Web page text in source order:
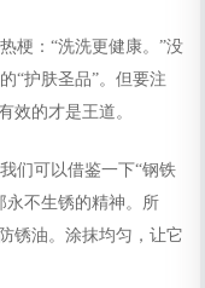
：“洗洗更健康。”没
“护肤圣品”。但要注
效的才是王道。
可以借鉴一下“钢铁
永不生锈的精神。所
锈油。涂抹均匀，让它